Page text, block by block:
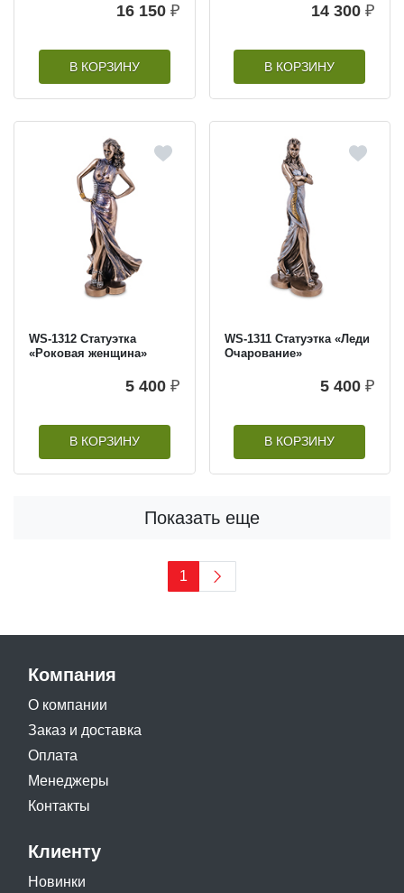
16 150 ₽
В КОРЗИНУ
14 300 ₽
В КОРЗИНУ
WS-1312 Статуэтка
«Роковая женщина»
5 400 ₽
В КОРЗИНУ
WS-1311 Статуэтка «Леди
Очарование»
5 400 ₽
В КОРЗИНУ
Показать еще
1
Компания
О компании
Заказ и доставка
Оплата
Менеджеры
Контакты
Клиенту
Новинки